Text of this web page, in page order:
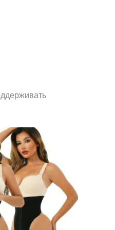
Этот
товар
имеет
несколько
вариаций.
Опции
можно
выбрать